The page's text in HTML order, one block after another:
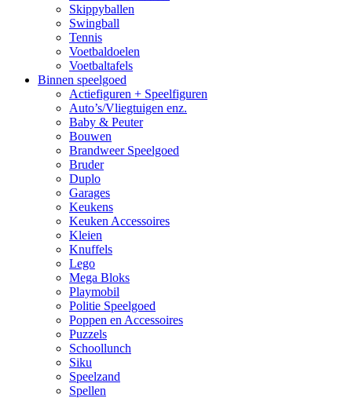
Skippyballen
Swingball
Tennis
Voetbaldoelen
Voetbaltafels
Binnen speelgoed
Actiefiguren + Speelfiguren
Auto’s/Vliegtuigen enz.
Baby & Peuter
Bouwen
Brandweer Speelgoed
Bruder
Duplo
Garages
Keukens
Keuken Accessoires
Kleien
Knuffels
Lego
Mega Bloks
Playmobil
Politie Speelgoed
Poppen en Accessoires
Puzzels
Schoollunch
Siku
Speelzand
Spellen